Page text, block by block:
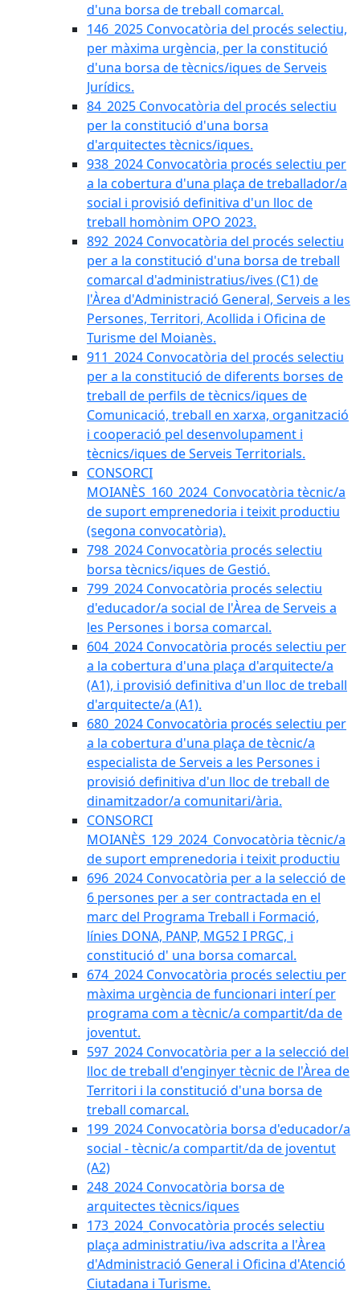
d'una borsa de treball comarcal.
146_2025 Convocatòria del procés selectiu,
per màxima urgència, per la constitució
d'una borsa de tècnics/iques de Serveis
Jurídics.
84_2025 Convocatòria del procés selectiu
per la constitució d'una borsa
d'arquitectes tècnics/iques.
938_2024 Convocatòria procés selectiu per
a la cobertura d'una plaça de treballador/a
social i provisió definitiva d'un lloc de
treball homònim OPO 2023.
892_2024 Convocatòria del procés selectiu
per a la constitució d'una borsa de treball
comarcal d'administratius/ives (C1) de
l'Àrea d'Administració General, Serveis a les
Persones, Territori, Acollida i Oficina de
Turisme del Moianès.
911_2024 Convocatòria del procés selectiu
per a la constitució de diferents borses de
treball de perfils de tècnics/iques de
Comunicació, treball en xarxa, organització
i cooperació pel desenvolupament i
tècnics/iques de Serveis Territorials.
CONSORCI
MOIANÈS_160_2024_Convocatòria tècnic/a
de suport emprenedoria i teixit productiu
(segona convocatòria).
798_2024 Convocatòria procés selectiu
borsa tècnics/iques de Gestió.
799_2024 Convocatòria procés selectiu
d'educador/a social de l'Àrea de Serveis a
les Persones i borsa comarcal.
604_2024 Convocatòria procés selectiu per
a la cobertura d'una plaça d'arquitecte/a
(A1), i provisió definitiva d'un lloc de treball
d'arquitecte/a (A1).
680_2024 Convocatòria procés selectiu per
a la cobertura d'una plaça de tècnic/a
especialista de Serveis a les Persones i
provisió definitiva d'un lloc de treball de
dinamitzador/a comunitari/ària.
CONSORCI
MOIANÈS_129_2024_Convocatòria tècnic/a
de suport emprenedoria i teixit productiu
696_2024 Convocatòria per a la selecció de
6 persones per a ser contractada en el
marc del Programa Treball i Formació,
línies DONA, PANP, MG52 I PRGC, i
constitució d' una borsa comarcal.
674_2024 Convocatòria procés selectiu per
màxima urgència de funcionari interí per
programa com a tècnic/a compartit/da de
joventut.
597_2024 Convocatòria per a la selecció del
lloc de treball d'enginyer tècnic de l'Àrea de
Territori i la constitució d'una borsa de
treball comarcal.
199_2024 Convocatòria borsa d'educador/a
social - tècnic/a compartit/da de joventut
(A2)
248_2024 Convocatòria borsa de
arquitectes tècnics/iques
173_2024_Convocatòria procés selectiu
plaça administratiu/iva adscrita a l'Àrea
d'Administració General i Oficina d'Atenció
Ciutadana i Turisme.